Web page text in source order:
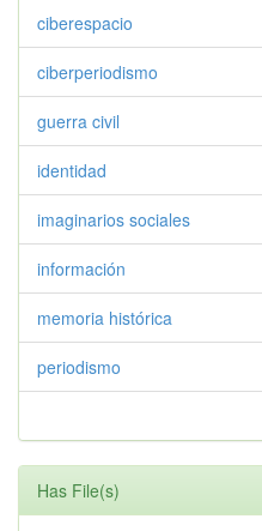
ciberespacio
ciberperiodismo
guerra civil
identidad
imaginarios sociales
información
memoria histórica
periodismo
Has File(s)